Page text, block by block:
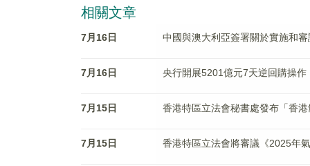
相關文章
7月16日 中國與澳大利亞簽署關於實施和
7月16日 央行開展5201億元7天逆回購操作
7月15日 香港特區立法會秘書處發布「香
7月15日 香港特區立法會將審議《2025年